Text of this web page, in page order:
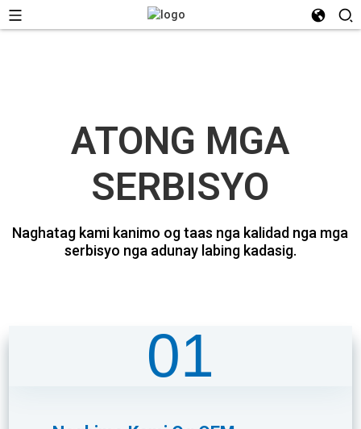
ATONG MGA
SERBISYO
Naghatag kami kanimo og taas nga kalidad nga mga
serbisyo nga adunay labing kadasig.
01